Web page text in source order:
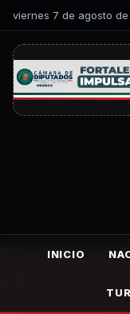
viernes 7 de agosto
INICIO